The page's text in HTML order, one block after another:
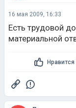
16 мая 2009, 16:33
Есть трудовой
материальной
Нравится